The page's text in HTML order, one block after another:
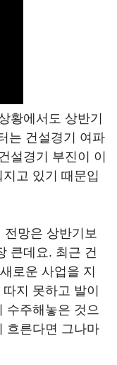
황에서도 상반기
는 건설경기 여파
설경기 부진이 이
고 있기 때문입
전망은 상반기보
큰데요. 최근 건
로운 사업을 지
지 못하고 발이
수주해놓은 것으
흐른다면 그나마